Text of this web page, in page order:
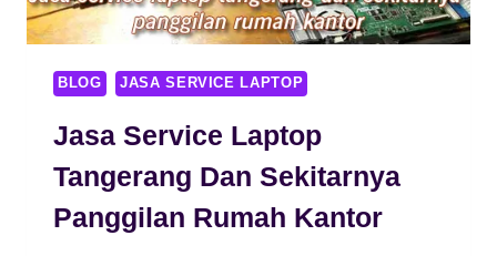
BLOG JASA SERVICE LAPTOP
Jasa Service Laptop
Tangerang Dan Sekitarnya
Panggilan Rumah Kantor